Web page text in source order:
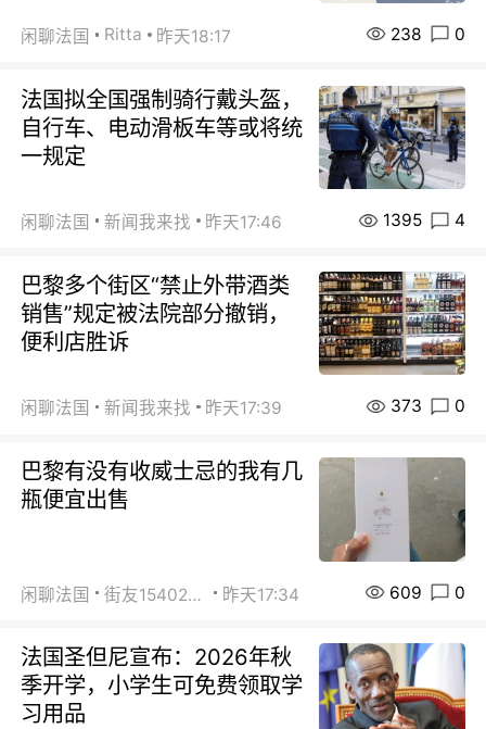
闲聊法国 Ritta 昨天18:17 238 0
法国拟全国强制骑行戴头盔，
自行车、电动滑板车等或将统
一规定
闲聊法国 新闻我来找 昨天17:46 1395 4
巴黎多个街区“禁止外带酒类
销售”规定被法院部分撤销，
便利店胜诉
闲聊法国 新闻我来找 昨天17:39 373 0
巴黎有没有收威士忌的我有几
瓶便宜出售
闲聊法国 街友15402223 昨天17:34 609 0
法国圣但尼宣布：2026年秋
季开学，小学生可免费领取学
习用品